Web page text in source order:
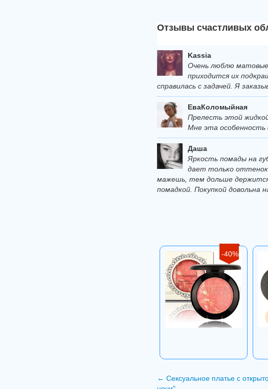
Отзывы счастливых
Kassia
Очень люблю
приходится их
справилась с задачей. Я
ЕваКоломыйная
Прелесть этой
Мне эта особенность
Даша
Яркость помады на
дает только
мажешь, тем дольше
помадкой. Покупкой довольна
-40%
← Сексуальное платье с